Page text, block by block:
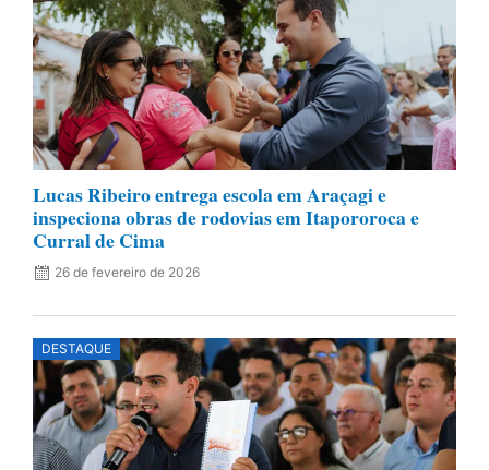
Lucas Ribeiro entrega escola em Araçagi e
inspeciona obras de rodovias em Itapororoca e
Curral de Cima
26 de fevereiro de 2026
DESTAQUE